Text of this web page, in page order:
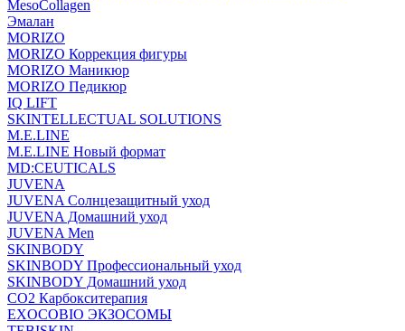
MesoCollagen
Эмалан
MORIZO
MORIZO Коррекция фигуры
MORIZO Маникюр
MORIZO Педикюр
IQ LIFT
SKINTELLECTUAL SOLUTIONS
M.E.LINE
M.E.LINE Новый формат
MD:CEUTICALS
JUVENA
JUVENA Солнцезащитный уход
JUVENA Домашний уход
JUVENA Men
SKINBODY
SKINBODY Профессиональный уход
SKINBODY Домашний уход
CO2 Карбокситерапия
EXOCOBIO ЭКЗОСОМЫ